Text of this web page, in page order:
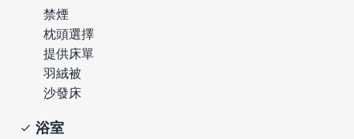
禁煙
枕頭選擇
提供床單
羽絨被
沙發床
浴室